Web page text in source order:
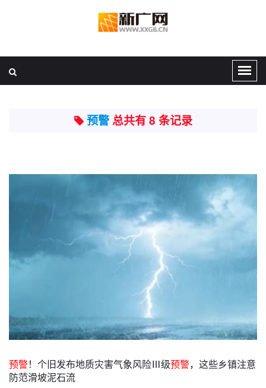
预警总共有 8 条记录
预警！个旧发布地质灾害气象风险Ⅲ级预警，这些乡镇注意
防范滑坡泥石流